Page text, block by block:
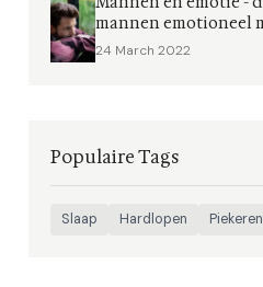
mannen emotioneel
24 March 2022
Populaire Tags
Slaap Hardlopen Piekeren